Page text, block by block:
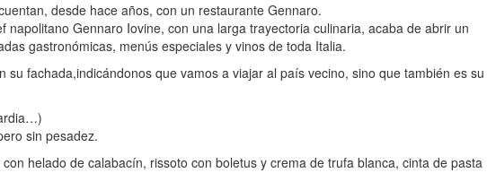
desde hace años, con un restaurante Gennaro.
Gennaro Iovine, con una larga trayectoria culinaria, acaba de abrir un
gastronómicas, menús especiales y vinos de toda Italia.
fachada,indicándonos que vamos a viajar al país vecino, sino que también es su
sin pesadez.
helado de calabacín, rissoto con boletus y crema de trufa blanca, cinta de pasta